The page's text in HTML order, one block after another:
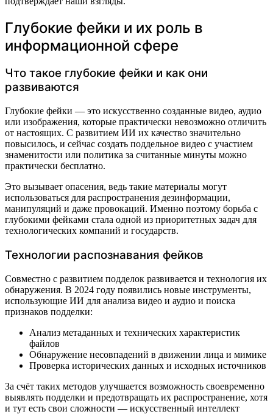
Глубокие фейки и их роль в
информационной сфере
Что такое глубокие фейки и как они
развиваются
Глубокие фейки — это искусственно созданные видео, аудио
или изображения, которые практически невозможно отличить
от настоящих. С развитием ИИ их качество значительно
повысилось, и сейчас создать поддельное видео с участием
знаменитости или политика за считанные минуты можно
практически бесплатно.
Это вызывает опасения, ведь такие материалы могут
использоваться для распространения дезинформации,
манипуляций и даже провокаций. Именно поэтому борьба с
глубокими фейками стала одной из приоритетных задач для
технологических компаний и государств.
Технологии распознавания фейков
Совместно с развитием подделок развивается и технология их
обнаружения. В 2024 году появились новые инструменты,
использующие ИИ для анализа видео и аудио и поиска
признаков подделки:
Анализ метаданных и технических характеристик
файлов
Обнаружение несовпадений в движении лица и мимике
Проверка исторических данных и исходных источников
За счёт таких методов улучшается возможность своевременно
выявлять подделки и предотвращать их распространение, хотя
и тут есть свои сложности — искусственный интеллект